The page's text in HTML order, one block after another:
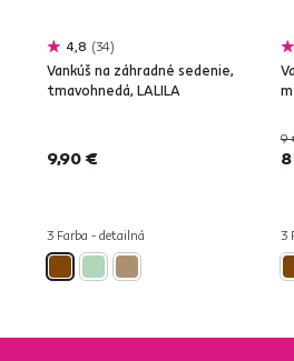
4,8 34
Vankúš na záhradné sedenie,
tmavohnedá, LALILA
9,90 €
3 Farba - detailná
9
3